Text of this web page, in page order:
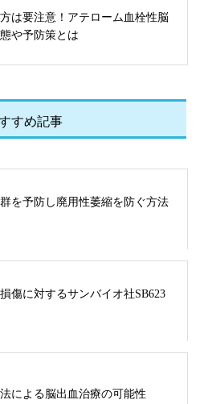
は要注意！アテローム血栓性脳
や予防策とは
すめ記事
を予防し廃用性萎縮を防ぐ方法
傷に対するサンバイオ社SB623
による脳出血治療の可能性